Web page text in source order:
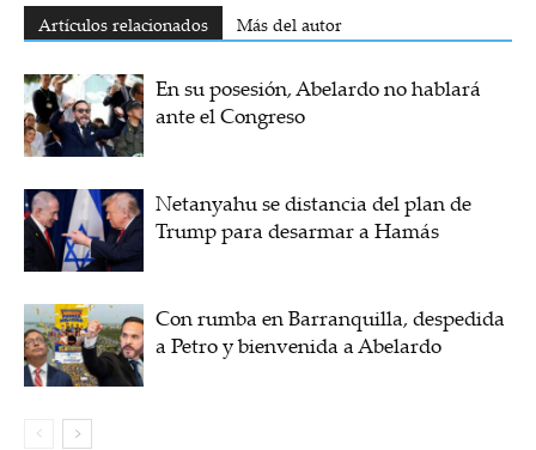
Artículos relacionados Más del autor
En su posesión, Abelardo no hablará
ante el Congreso
Netanyahu se distancia del plan de
Trump para desarmar a Hamás
Con rumba en Barranquilla, despedida
a Petro y bienvenida a Abelardo